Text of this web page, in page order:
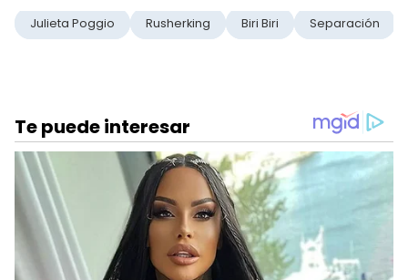
Julieta Poggio Rusherking Biri Biri Separación